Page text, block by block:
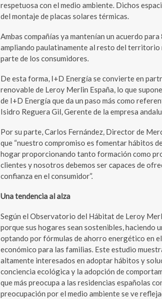
respetuosa con el medio ambiente. Dichos
del montaje de placas solares térmicas.
Ambas compañías ya mantenían un acuerdo
ampliando paulatinamente al resto del territorio
parte de los consumidores.
De esta forma, I+D Energía se convierte en
renovable de Leroy Merlin España, lo que
de I+D Energía que da un paso más como
Isidro Reguera Gil, Gerente de la empresa
Por su parte, Carlos Fernández, Director de
que “nuestro compromiso es fomentar hábitos
hogar proporcionando tanto formación como
clientes y nosotros debemos ser capaces de
confianza en el consumidor”.
Una tendencia al alza
Según el Observatorio del Hábitat de Leroy
porque sus hogares sean sostenibles, haciendo
optando por fórmulas de ahorro energético en
económico para las familias. Este estudio
altamente interesados en adoptar hábitos y
conciencia ecológica y la adopción de
que más preocupa a las residencias españolas
preocupación por el medio ambiente se ve